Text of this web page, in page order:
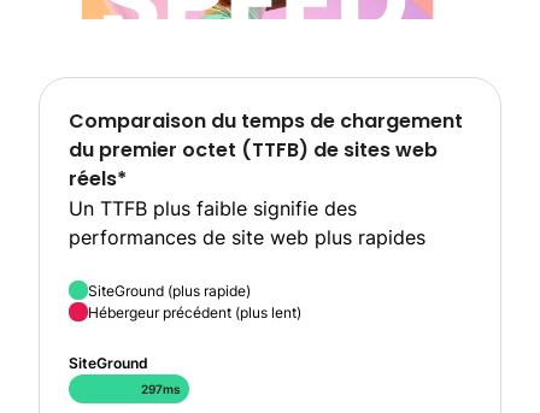
Comparaison du temps de chargement
du premier octet (TTFB) de sites web
réels*
Un TTFB plus faible signifie des
performances de site web plus rapides
SiteGround (plus rapide)
Hébergeur précédent (plus lent)
SiteGround
297ms